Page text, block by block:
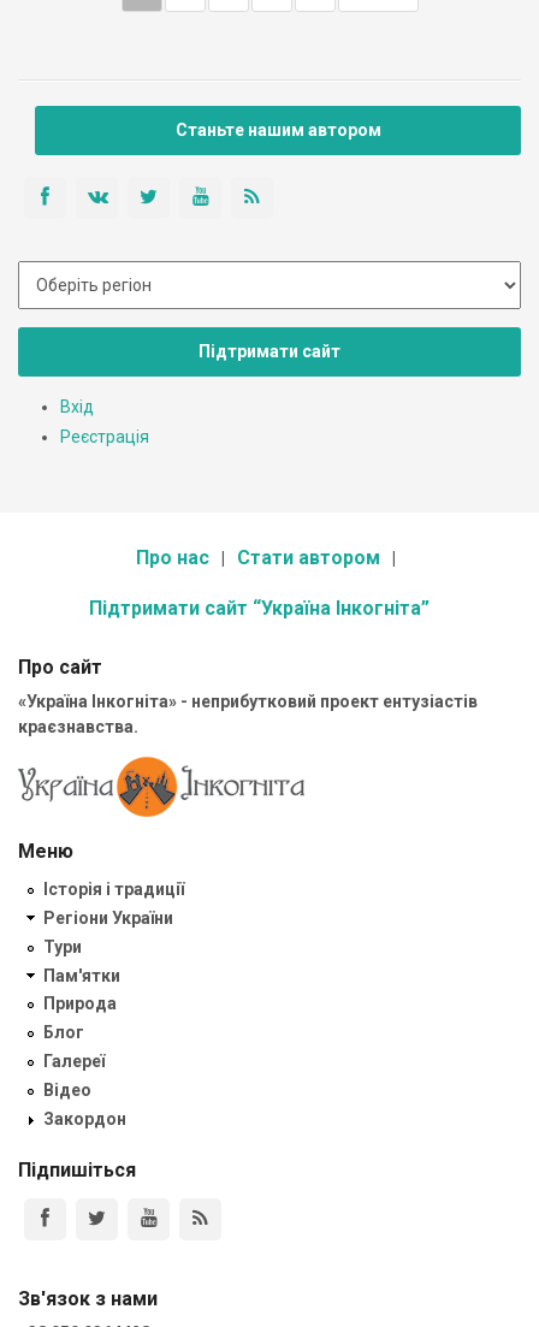
Станьте нашим автором
Підтримати сайт
Вхід
Реєстрація
Про нас Стати автором
Підтримати сайт “Україна Інкогніта”
Про сайт
«Україна Інкогніта» - неприбутковий проект ентузіастів
краєзнавства.
Меню
Історія і традиції
Регіони України
Тури
Пам'ятки
Природа
Блог
Галереї
Відео
Закордон
Підпишіться
Зв'язок з нами